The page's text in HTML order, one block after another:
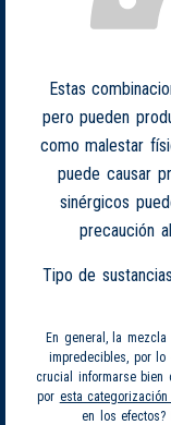
Estas
pero pueden
como malestar
puede causar
sinérgicos
precaución
Tipo de
En general, la
impredecibles, por
crucial informarse bien
por esta
en los efectos?